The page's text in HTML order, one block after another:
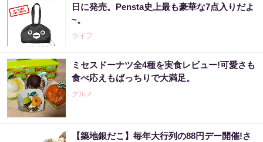
日に発売。Pensta史上最も豪華な7点入りだよ
~。
ライフ
ミセスドーナツ全4種を実食レビュー!可愛さも
食べ応えもばっちりで大満足。
グルメ
【築地銀だこ】毎年大行列の88円デー開催!さ